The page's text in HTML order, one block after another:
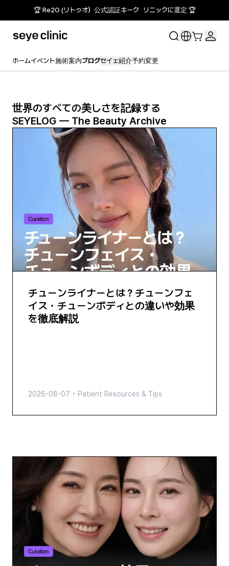
🏆 Re2O (リトゥオ）公式認証キーク リニックに選定 🏆
ホームイベント施術案内ブログセイェ紹介予約変更
世界のすべての美しさを記録する
SEYELOG — The Beauty Archive
チューンライナーとは？チューンフェ
イス・チューンボディとの違いや効果
を徹底解説
2026-08-07 • Patient Resources & Tips